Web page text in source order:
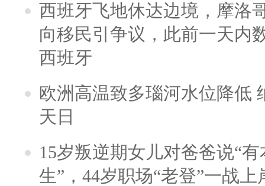
西班牙飞地休达边境，摩洛
向移民引争议，此前一天内
西班牙
欧洲高温致多瑙河水位降低
天日
15岁叛逆期女儿对爸爸说“
生”，44岁职场“老登”一战上